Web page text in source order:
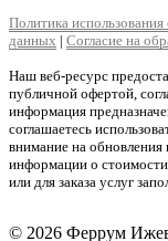
Политика
данных | Согласие на
Наш веб-ресурс
публичной офертой,
информация
соглашаетесь
внимание на обновления
информации о стоимости
или для заказа услуг
© 2026 Феррум